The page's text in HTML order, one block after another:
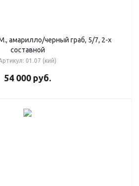
амарилло/черный граб, 5/7, 2-х
составной
01.07 (кий)
54 000 руб.